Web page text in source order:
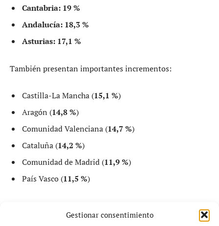
Gestionar consentimiento
Cantabria: 19 %
Andalucía: 18,3 %
Asturias: 17,1 %
También presentan importantes incrementos:
Castilla-La Mancha (15,1 %)
Aragón (14,8 %)
Comunidad Valenciana (14,7 %)
Cataluña (14,2 %)
Comunidad de Madrid (11,9 %)
País Vasco (11,5 %)
mantienen fuertes aumentos: